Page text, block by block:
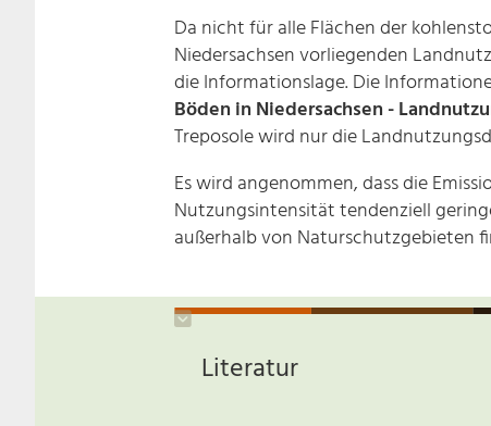
Da nicht für alle Flächen der
Niedersachsen vorliegenden
die Informationslage. Die
Böden in Niedersachsen -
Treposole wird nur die
Es wird angenommen, dass die
Nutzungsintensität tendenziell
außerhalb von Naturschutzgebieten
Literatur